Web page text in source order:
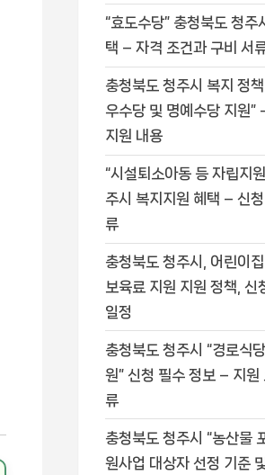
“효도수당” 충청북도 청주
택 – 자격 조건과 구비 서
충청북도 청주시 복지 정책
우수당 및 명예수당 지원”
지원 내용
“시설퇴소아동 등 자립지
주시 복지지원 혜택 – 신
류
충청북도 청주시, 어린이
보육료 지원 지원 정책, 신
일정
충청북도 청주시 “경로식
원” 신청 필수 정보 – 지원
류
충청북도 청주시 “농산물
원사업 대상자 선정 기준